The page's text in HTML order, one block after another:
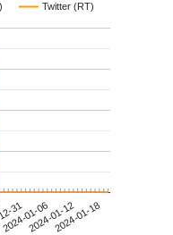
Twitter (RT)
31
2024-01-062024-01-122024-01-18